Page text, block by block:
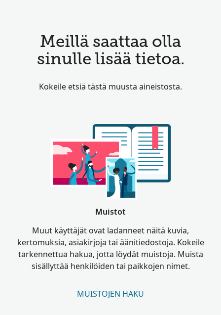
Meillä saattaa olla
sinulle lisää tietoa.
Kokeile etsiä tästä muusta aineistosta.
Muistot
Muut käyttäjät ovat ladanneet näitä kuvia,
kertomuksia, asiakirjoja tai äänitiedostoja. Kokeile
tarkennettua hakua, jotta löydät muistoja. Muista
sisällyttää henkilöiden tai paikkojen nimet.
MUISTOJEN HAKU